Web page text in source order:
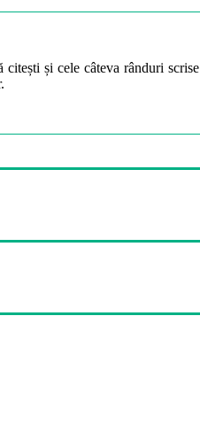
și cele câteva rânduri scrise